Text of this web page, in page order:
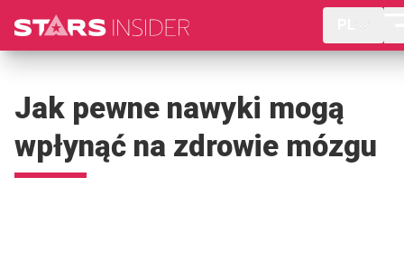
Jak pewne nawyki mogą
wpłynąć na zdrowie mózgu